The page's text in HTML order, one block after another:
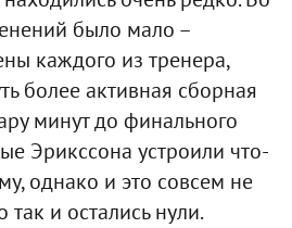
было мало –
каждого из тренера,
более активная сборная
минут до финального
Эрикссона устроили что-
однако и это совсем не
так и остались нули.